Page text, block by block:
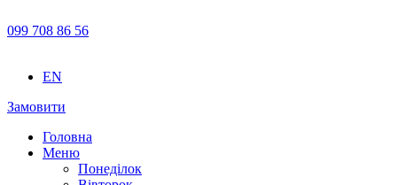
099 708 86 56
EN
Замовити
Головна
Меню
Понеділок